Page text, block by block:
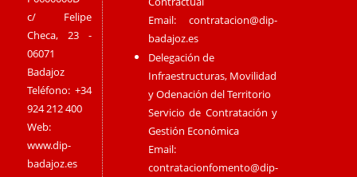
c/ Felipe
Checa, 23 -
06071
Badajoz
Teléfono: +34
924 212 400
Web:
www.dip-
badajoz.es
Email:contratacion@dip-
badajoz.es
Delegación de
Infraestructuras, Movilidad
y Odenación del Territorio
Servicio de Contratación y
Gestión Económica
Email:
contratacionfomento@dip-